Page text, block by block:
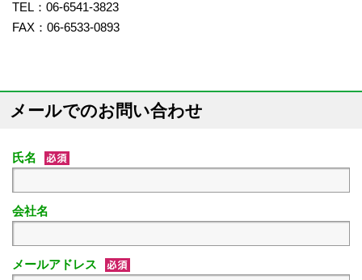
TEL：06-6541-3823
FAX：06-6533-0893
メールでのお問い合わせ
氏名
会社名
メールアドレス